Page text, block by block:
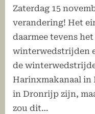
Zaterdag 15
verandering! Het
daarmee tevens
winterwedstrijden
de
Harinxmakanaal in
in Dronrijp zijn,
zou dit…